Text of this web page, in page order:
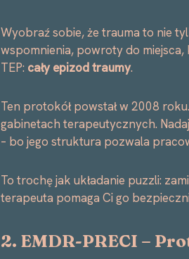
Wyobraź sobie, że trauma to nie
wspomnienia, powroty do miejsca,
TEP: cały epizod traumy.
Ten protokół powstał w 2008
gabinetach terapeutycznych.
– bo jego struktura pozwala
To trochę jak układanie puzzli:
terapeuta pomaga Ci go
2. EMDR-PRECI –